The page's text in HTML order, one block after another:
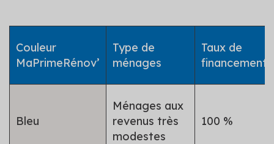
Couleur
MaPrimeRénov’
Type de
ménages
Taux de
financement
Bleu
Ménages aux
revenus très
modestes
100 %